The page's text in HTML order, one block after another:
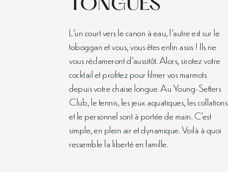
TONGUES
L’un court vers le canon à eau, l’autre est sur le
toboggan et vous, vous êtes enfin assis ! Ils ne
vous réclameront d’aussitôt. Alors, sirotez votre
cocktail et profitez pour filmer vos marmots
depuis votre chaise longue. Au Young-Setters
Club, le tennis, les jeux aquatiques, les collations
et le personnel sont à portée de main. C’est
simple, en plein air et dynamique. Voilà à quoi
ressemble la liberté en famille.